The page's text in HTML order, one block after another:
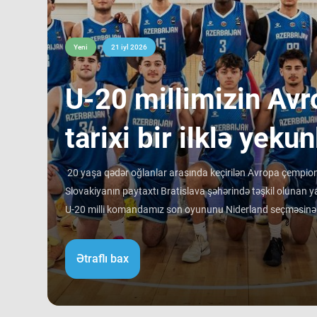
Yeni 21 iyl 2026
​U-20 millimizin
tarixi bir ilklə
20 yaşa qədər oğlanlar arasında keçirilən Avropa
Slovakiyanın paytaxtı Bratislava şəhərində təşkil olunan
U-20 milli komandamız son oyununu Niderland seçməsinə
rəqibinə qalib gəlib. Avropa çempionatı B divizionunda
ortalamasına görə 3 ən gənc kollektivdən biri olan
Bu nəticə Azərbaycan basketbol tarixində bir ilk kimi də
tam mərkəzində qərarlaşmaq adi bir nəticə kimi görünsə
ağırlığı və rəqiblərin səviyyəsi bu nəticənin adi bir nəticə
Ətraflı bax